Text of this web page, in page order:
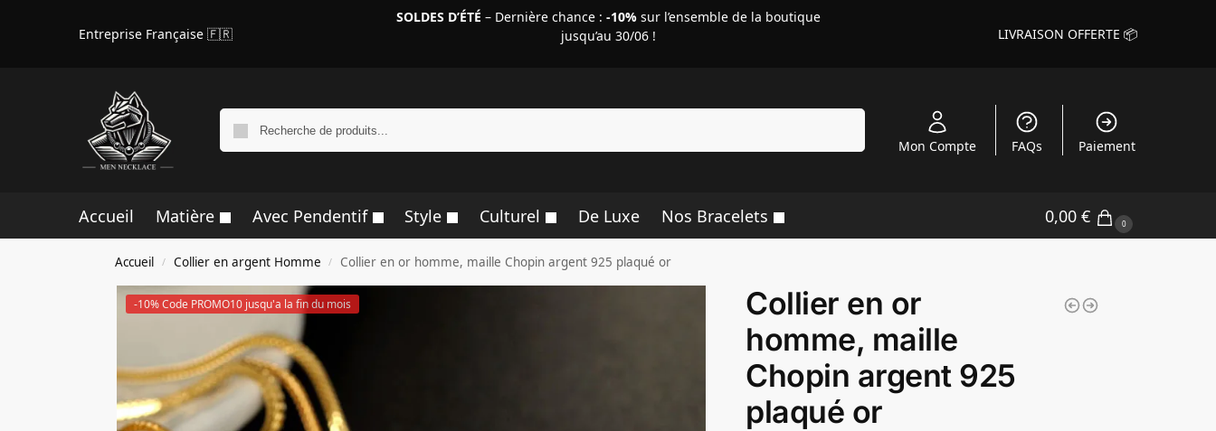
Entreprise Française 🇫🇷
SOLDES D’ÉTÉ – Dernière chance : -10%sur l’ensemble de la boutique
jusqu’au 30/06 !
LIVRAISON OFFERTE 📦
Mon Compte FAQs Paiement
Accueil Matière Avec Pendentif Style Culturel De Luxe Nos Bracelets 0,00 € 0
Accueil / Collier en argent Homme / Collier en or homme, maille Chopin argent 925 plaqué or
-10% Code PROMO10 jusqu'a la fin du mois
Collier en or
homme, maille
Chopin argent 925
plaqué or